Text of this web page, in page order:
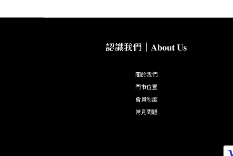
認識我們｜𝐀𝐛𝐨𝐮𝐭 𝐔𝐬
關於我們
門市位置
會員制度
常見問題